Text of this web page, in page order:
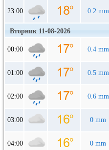
23:00 0.2 mm
Вторник 11-08-2026
00:00 0.4 mm
01:00 0.5 mm
02:00 0.6 mm
03:00 0 mm
04:00 0 mm